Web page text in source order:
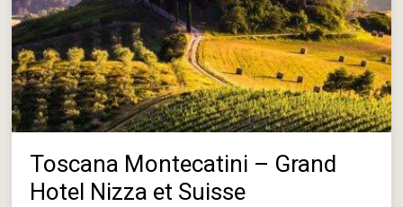
Toscana Montecatini – Grand
Hotel Nizza et Suisse